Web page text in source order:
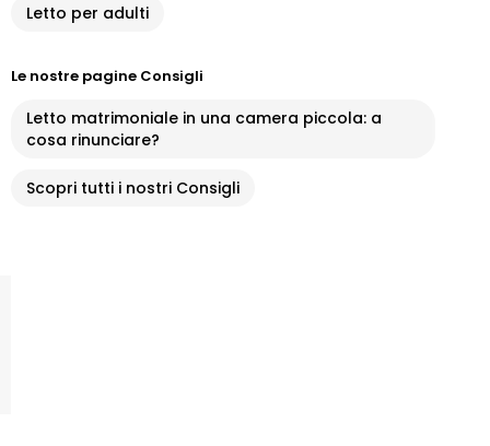
Letto per adulti
Le nostre pagine Consigli
Letto matrimoniale in una camera piccola: a
cosa rinunciare?
Scopri tutti i nostri Consigli